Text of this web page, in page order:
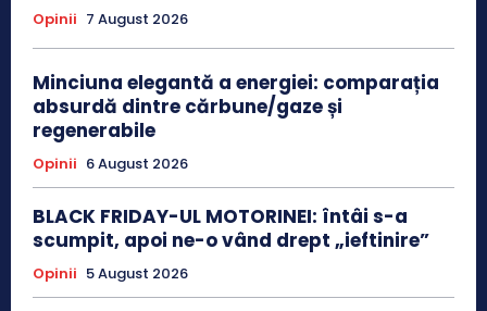
Opinii 7 August 2026
Minciuna elegantă a energiei: comparația
absurdă dintre cărbune/gaze și
regenerabile
Opinii 6 August 2026
BLACK FRIDAY-UL MOTORINEI: întâi s-a
scumpit, apoi ne-o vând drept „ieftinire”
Opinii 5 August 2026